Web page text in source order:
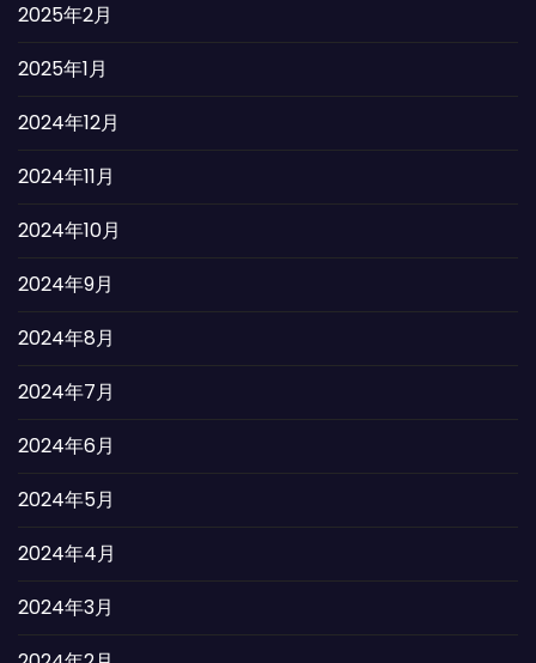
2025年2月
2025年1月
2024年12月
2024年11月
2024年10月
2024年9月
2024年8月
2024年7月
2024年6月
2024年5月
2024年4月
2024年3月